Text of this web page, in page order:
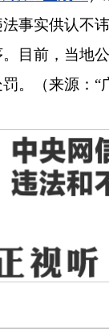
事实供认不
目前，当地
。（来源： “